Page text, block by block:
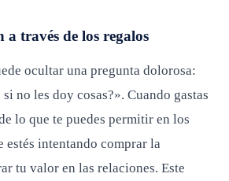
través de los regalos
ocultar una pregunta dolorosa:
no les doy cosas?». Cuando gastas
lo que te puedes permitir en los
estés intentando comprar la
tu valor en las relaciones. Este